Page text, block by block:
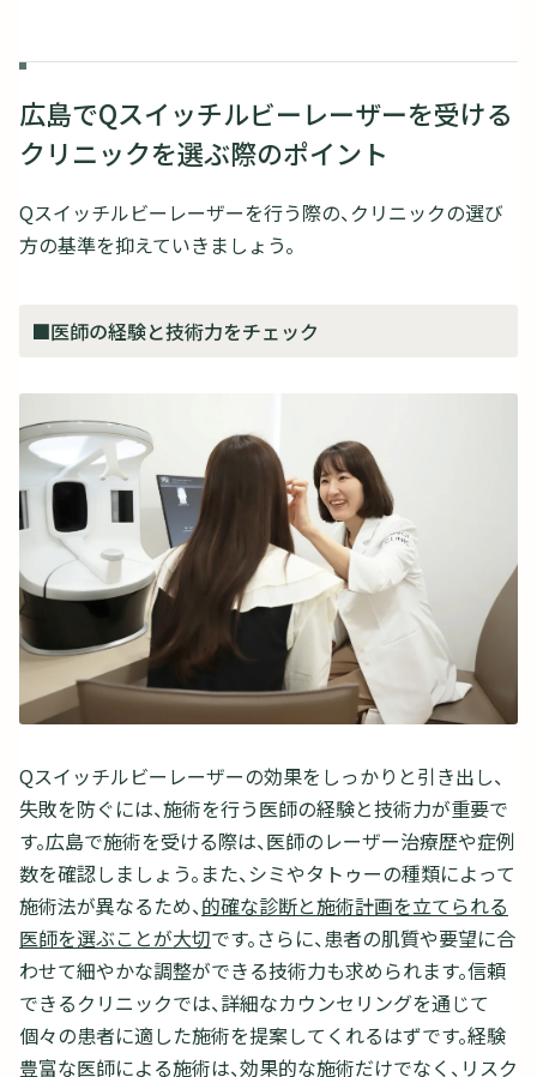
広島でQスイッチルビーレーザーを受ける
クリニックを選ぶ際のポイント
Qスイッチルビーレーザーを行う際の、クリニックの選び
方の基準を抑えていきましょう。
■医師の経験と技術力をチェック
Qスイッチルビーレーザーの効果をしっかりと引き出し、
失敗を防ぐには、施術を行う医師の経験と技術力が重要で
す。広島で施術を受ける際は、医師のレーザー治療歴や症例
数を確認しましょう。また、シミやタトゥーの種類によって
施術法が異なるため、的確な診断と施術計画を立てられる
医師を選ぶことが大切です。さらに、患者の肌質や要望に合
わせて細やかな調整ができる技術力も求められます。信頼
できるクリニックでは、詳細なカウンセリングを通じて
個々の患者に適した施術を提案してくれるはずです。経験
豊富な医師による施術は、効果的な施術だけでなく、リスク